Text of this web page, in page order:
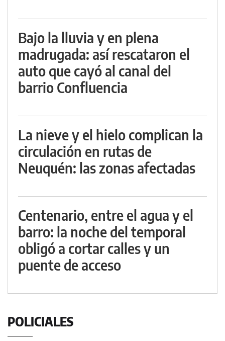
Bajo la lluvia y en plena
madrugada: así rescataron el
auto que cayó al canal del
barrio Confluencia
La nieve y el hielo complican la
circulación en rutas de
Neuquén: las zonas afectadas
Centenario, entre el agua y el
barro: la noche del temporal
obligó a cortar calles y un
puente de acceso
POLICIALES